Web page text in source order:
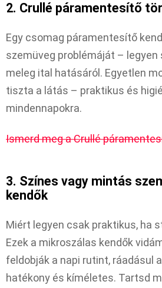
2. Crullé páramentesítő
Egy csomag páramentesítő
szemüveg problémáját – legyen
meleg ital hatásáról. Egyetlen
tiszta a látás – praktikus és
mindennapokra.
Ismerd meg a Crullé
3. Színes vagy mintás
kendők
Miért legyen csak praktikus, ha
Ezek a mikroszálas kendők
feldobják a napi rutint, ráadásul
hatékony és kíméletes. Tartsd